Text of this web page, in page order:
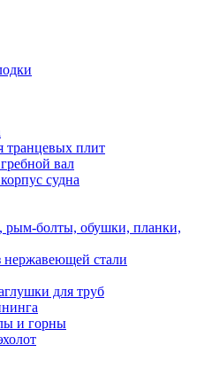
транцевых плит
вал
судна
рым-болты, обушки, планки,
нержавеющей стали
для труб
и горны